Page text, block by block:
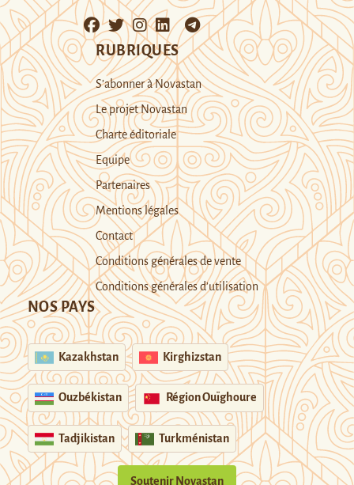
RUBRIQUES
S’abonner à Novastan
Le projet Novastan
Charte éditoriale
Equipe
Partenaires
Mentions légales
Contact
Conditions générales de vente
Conditions générales d’utilisation
NOS PAYS
Kazakhstan Kirghizstan
Ouzbékistan Région Ouïghoure
Tadjikistan Turkménistan
Soutenir Novastan